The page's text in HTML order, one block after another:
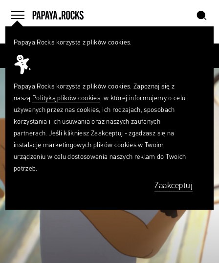
menu
home szukaj
Papaya.Rocks korzysta z plików cookies.
Papaya.Rocks korzysta z plików cookies. Zapoznaj się z
naszą Polityką plików cookies, w której informujemy o celu
używanych przez nas cookies, ich rodzajach, sposobach
korzystania i ich usuwania oraz naszych zaufanych
partnerach. Jeśli klikniesz Zaakceptuj - zgadzasz się na
instalację marketingowych plików cookies w Twoim
urządzeniu w celu dostosowania naszych reklam do Twoich
potrzeb.
Zaakceptuj
Czego
szukasz?